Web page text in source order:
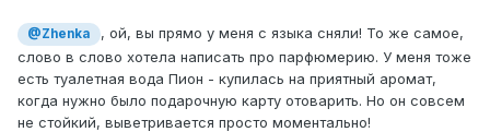
@Zhenka
, ой, вы прямо у меня с языка сняли! То же самое,
слово в слово хотела написать про парфюмерию. У меня тоже
есть туалетная вода Пион - купилась на приятный аромат,
когда нужно было подарочную карту отоварить. Но он совсем
не стойкий, выветривается просто моментально!